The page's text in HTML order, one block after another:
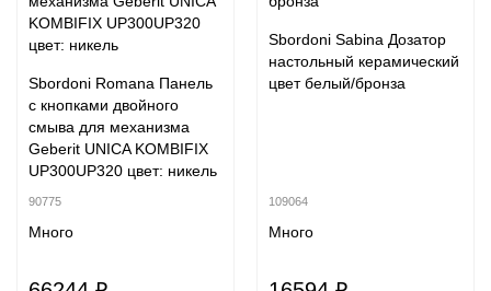
Sbordoni Romana Панель
с кнопками двойного
смыва для механизма
Geberit UNICA KOMBIFIX
UP300UP320 цвет: никель
90775
Много
Sbordoni Sabina Дозатор
настольный керамический
цвет белый/бронза
109064
Много